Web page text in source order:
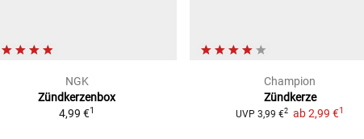
NGK
Zündkerzenbox
4,99 €1
Champion
Zündkerze
UVP 3,99 €2 ab2,99 €1